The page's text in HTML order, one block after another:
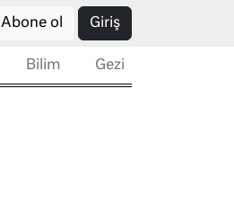
Abone ol Giriş
Bilim Gezi